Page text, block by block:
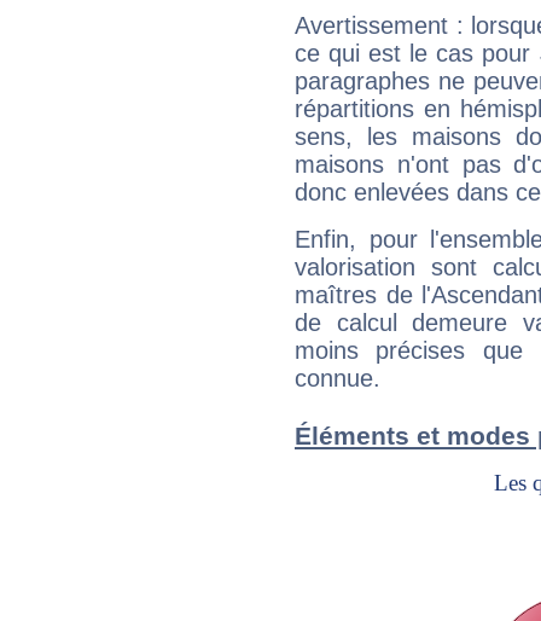
Avertissement :
ce qui est le cas pour
paragraphes ne
répartitions en
sens, les maisons
maisons n'ont pas
donc enlevées dans
Enfin, pour
valorisation sont
maîtres de
de calcul demeure
moins précises que
connue.
Éléments et modes